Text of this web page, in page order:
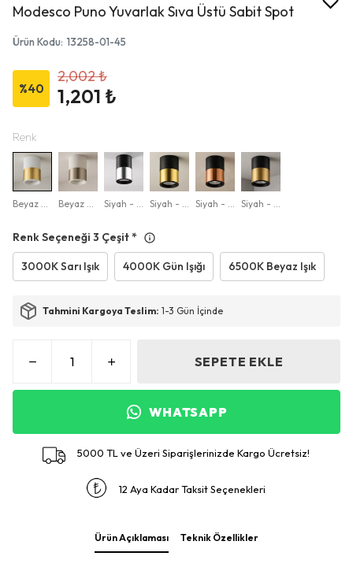
Modesco Puno Yuvarlak Sıva Üstü Sabit Spot
Ürün Kodu: 13258-01-45
%40
2,002 ₺
1,201 ₺
Renk
Beyaz - Eskitme Beyaz - İnox Siyah - Krom Siyah - Gold Siyah - Rose Gold Siyah - Eskitme
Renk Seçeneği 3 Çeşit*
3000K Sarı Işık 4000K Gün Işığı 6500K Beyaz Işık
Tahmini Kargoya Teslim: 1-3 Gün İçinde
SEPETE EKLE
WHATSAPP
5000 TL ve Üzeri Siparişlerinizde Kargo Ücretsiz!
12 Aya Kadar Taksit Seçenekleri
Ürün Açıklaması Teknik Özellikler